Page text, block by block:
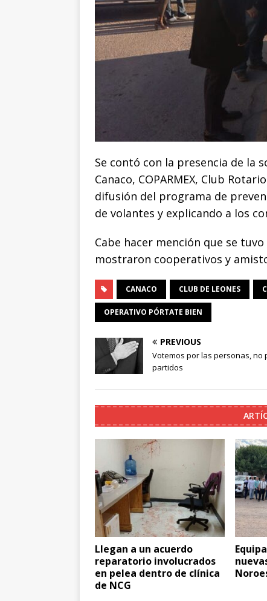
Se contó con la presencia de la
Canaco, COPARMEX, Club
difusión del programa de
de volantes y explicando a los
Cabe hacer mención que se
mostraron cooperativos y
CANACO CLUB DE LEONES
OPERATIVO PÓRTATE BIEN
PREVIOUS
Votemos por las personas, no
partidos
Llegan a un acuerdo
reparatorio involucrados
en pelea dentro de clínica
de NCG